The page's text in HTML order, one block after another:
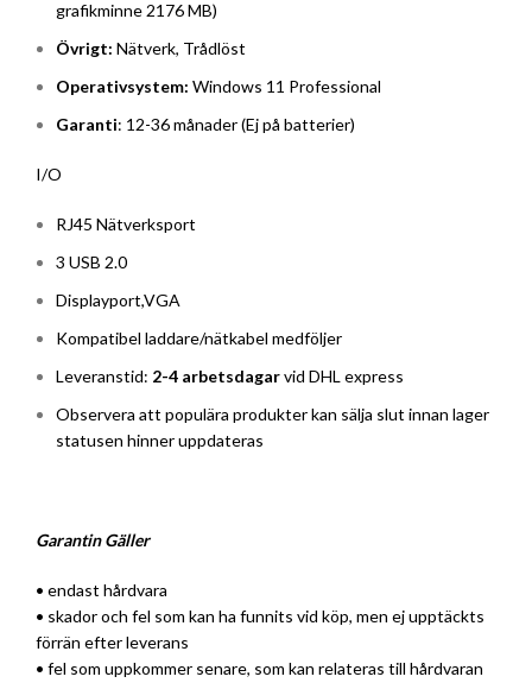
grafikminne 2176 MB)
Övrigt: Nätverk, Trådlöst
Operativsystem: Windows 11 Professional
Garanti: 12-36 månader (Ej på batterier)
I/O
RJ45 Nätverksport
3 USB 2.0
Displayport,VGA
Kompatibel laddare/nätkabel medföljer
Leveranstid: 2-4 arbetsdagarvid DHL express
Observera att populära produkter kan sälja slut innan lager
statusen hinner uppdateras
Garantin Gäller
• endast hårdvara
• skador och fel som kan ha funnits vid köp, men ej upptäckts
förrän efter leverans
• fel som uppkommer senare, som kan relateras till hårdvaran